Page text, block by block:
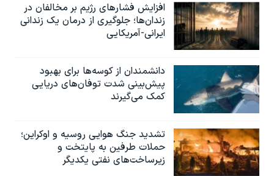
افزایش فشارهای رژیم بر مخالفان در
زندان‌ها؛ جلوگیری از درمان یک زندانی
ایرانی-آمریکایی
دانشمندان از کوسه‌ها برای بهبود
پیش‌بینی شدت توفان‌های دریایی
کمک می‌گیرند
تشدید جنگ هوایی روسیه و اوکراین؛
حملات طرفین به پایتخت‌ و
زیرساخت‌های نفتی یکدیگر